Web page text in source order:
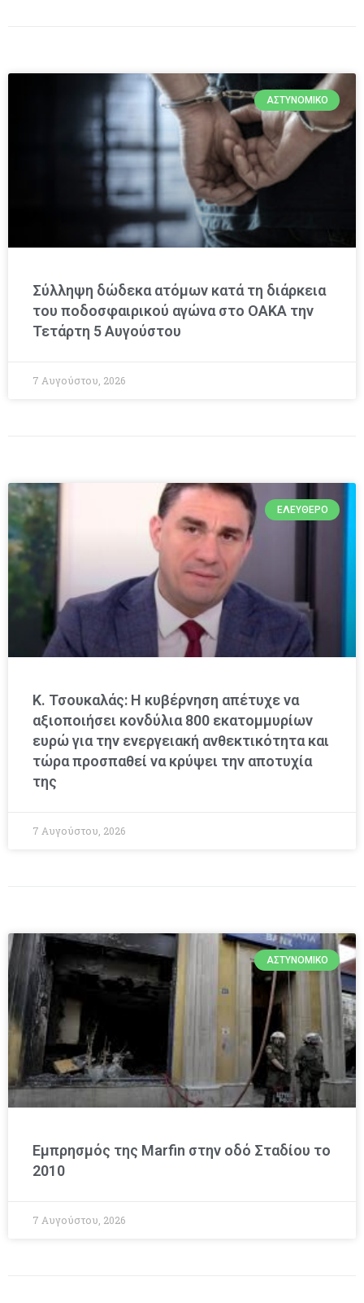
ΑΣΤΥΝΟΜΙΚΌ
Σύλληψη δώδεκα ατόμων κατά τη διάρκεια
του ποδοσφαιρικού αγώνα στο ΟΑΚΑ την
Τετάρτη 5 Αυγούστου
7 Αυγούστου, 2026
ΕΛΕΎΘΕΡΟ
Κ. Τσουκαλάς: Η κυβέρνηση απέτυχε να
αξιοποιήσει κονδύλια 800 εκατομμυρίων
ευρώ για την ενεργειακή ανθεκτικότητα και
τώρα προσπαθεί να κρύψει την αποτυχία
της
7 Αυγούστου, 2026
ΑΣΤΥΝΟΜΙΚΌ
Εμπρησμός της Marfin στην οδό Σταδίου το
2010
7 Αυγούστου, 2026